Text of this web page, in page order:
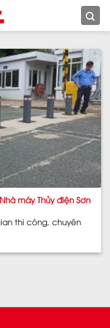
máy Thủy điện Sơn
thi công, chuyên